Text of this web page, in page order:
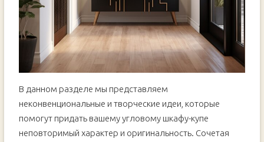
В данном разделе мы представляем
неконвенциональные и творческие идеи, которые
помогут придать вашему угловому шкафу-купе
неповторимый характер и оригинальность. Сочетая